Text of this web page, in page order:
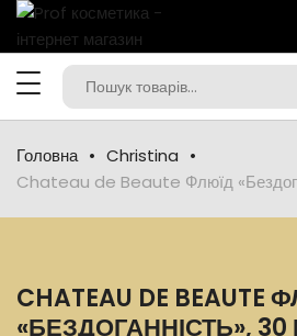
Головна
Christina
Chateau de Beaute Флюїд
CHATEAU DE BEAUTE
«БЕЗДОГАННІСТЬ», 30